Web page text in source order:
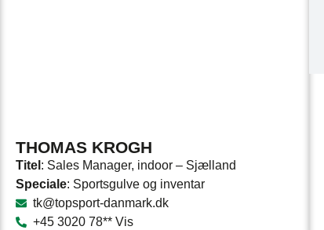
THOMAS KROGH
Titel : Sales Manager, indoor – Sjælland
Speciale: Sportsgulve og inventar
tk@topsport-danmark.dk
+45 3020 78** Vis